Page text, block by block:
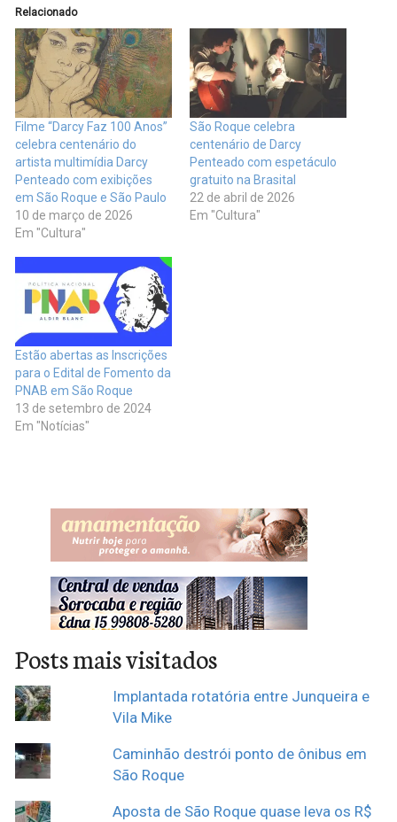
Relacionado
Filme “Darcy Faz 100 Anos”
celebra centenário do
artista multimídia Darcy
Penteado com exibições
em São Roque e São Paulo
10 de março de 2026
Em "Cultura"
São Roque celebra
centenário de Darcy
Penteado com espetáculo
gratuito na Brasital
22 de abril de 2026
Em "Cultura"
Estão abertas as Inscrições
para o Edital de Fomento da
PNAB em São Roque
13 de setembro de 2024
Em "Notícias"
Posts mais visitados
Implantada rotatória entre Junqueira e
Vila Mike
Caminhão destrói ponto de ônibus em
São Roque
Aposta de São Roque quase leva os R$